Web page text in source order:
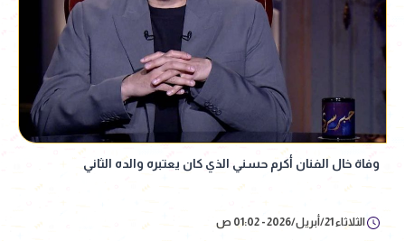
وفاة خال الفنان أكرم حسني الذي كان يعتبره والده الثاني
الثلاثاء 21/أبريل/2026 - 01:02 ص